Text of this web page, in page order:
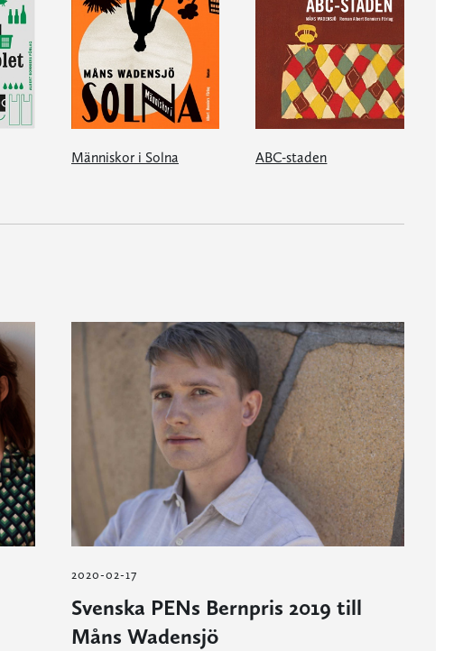
Människor i Solna ABC-staden
2020-02-17
Svenska PENs Bernpris 2019 till
Måns Wadensjö